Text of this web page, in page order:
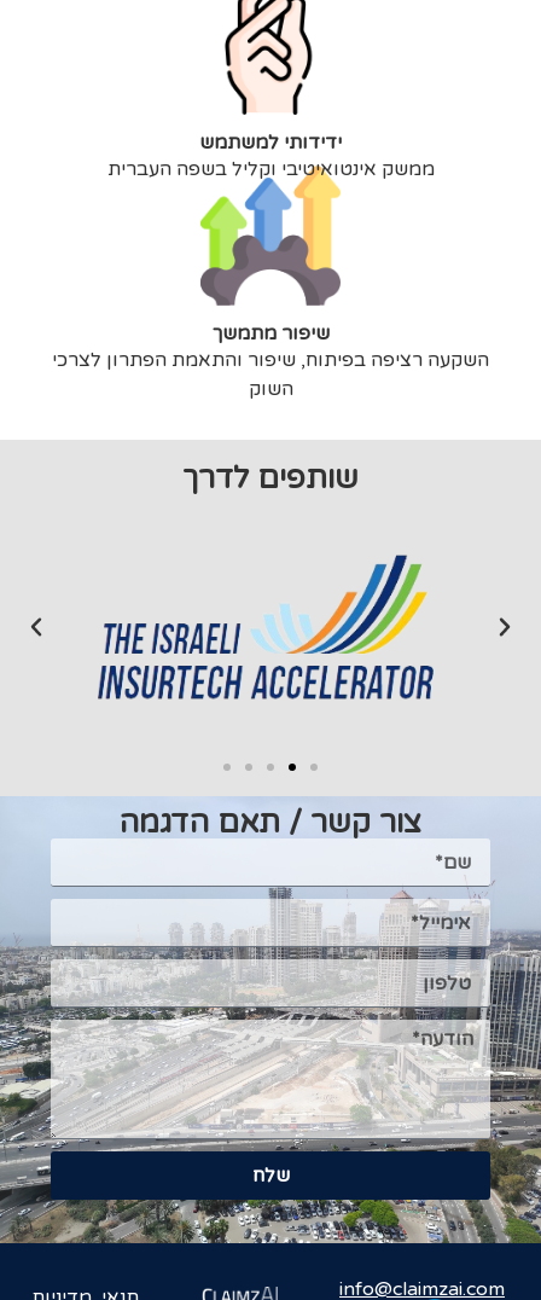
שיפור מתמשך
השקעה רציפה בפיתוח, שיפור והתאמת הפתרון לצרכי
השוק
ידידותי למשתמש
ממשק אינטואיטיבי וקליל בשפה העברית
שותפים לדרך
צור קשר / תאם הדגמה
שלח
info@claimzai.com